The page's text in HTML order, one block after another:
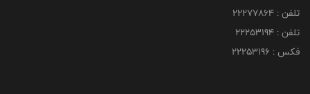
تلفن : 22277864
تلفن : 22253194
فکس : 22253196